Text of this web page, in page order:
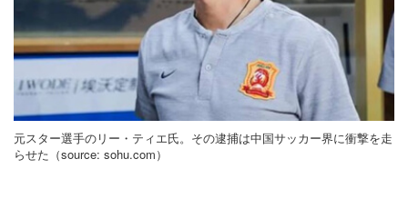
元スター選手のリー・ティエ氏。その逮捕は中国サッカー界に衝撃を走
らせた（source: sohu.com）